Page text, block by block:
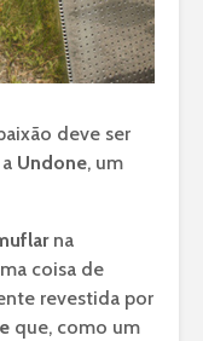
deve ser
Undone, um
na
coisa de
revestida por
que, como um